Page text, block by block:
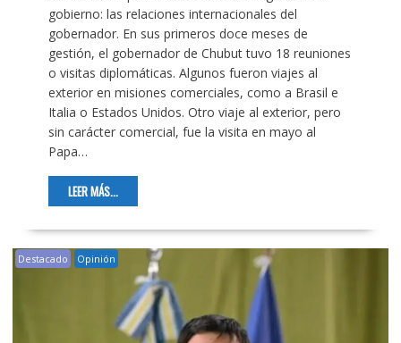
gobierno: las relaciones internacionales del
gobernador. En sus primeros doce meses de
gestión, el gobernador de Chubut tuvo 18 reuniones
o visitas diplomáticas. Algunos fueron viajes al
exterior en misiones comerciales, como a Brasil e
Italia o Estados Unidos. Otro viaje al exterior, pero
sin carácter comercial, fue la visita en mayo al
Papa…
LEER MÁS...
Destacado Opinión